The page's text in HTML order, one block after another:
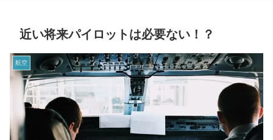
近い将来パイロットは必要ない！？
航空